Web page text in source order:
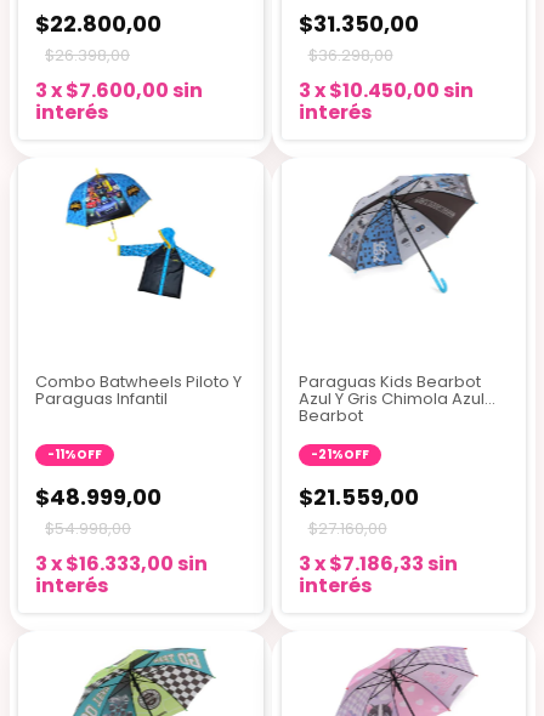
$22.800,00
$26.398,00
3x$7.600,00 sin
interés
$31.350,00
$36.298,00
3x$10.450,00 sin
interés
Combo Batwheels Piloto Y
Paraguas Infantil
-11%OFF
$48.999,00
$54.998,00
3x$16.333,00 sin
interés
Paraguas Kids Bearbot
Azul Y Gris Chimola Azul
Bearbot
-21%OFF
$21.559,00
$27.160,00
3x$7.186,33 sin
interés